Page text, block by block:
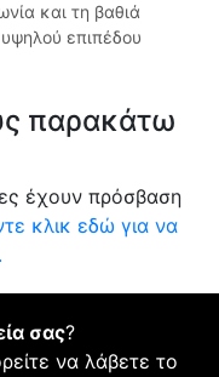
και τη βαθιά
επιπέδου
παρακάτω
έχουν πρόσβαση
κλικ εδώ για να
σας?
να λάβετε το